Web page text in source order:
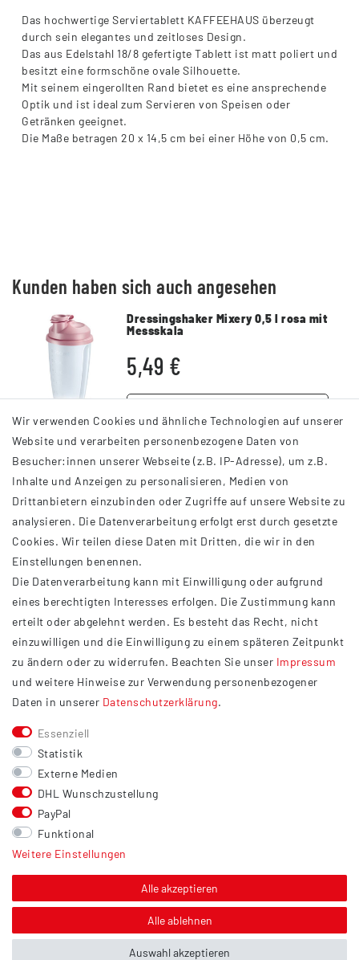
Das hochwertige Serviertablett KAFFEEHAUS überzeugt
durch sein elegantes und zeitloses Design.
Das aus Edelstahl 18/8 gefertigte Tablett ist matt poliert und
besitzt eine formschöne ovale Silhouette.
Mit seinem eingerollten Rand bietet es eine ansprechende
Optik und ist ideal zum Servieren von Speisen oder
Getränken geeignet.
Die Maße betragen 20 x 14,5 cm bei einer Höhe von 0,5 cm.
Kunden haben sich auch angesehen
Dressingshaker Mixery 0,5 l rosa mit
Messskala
5,49 €
INFORMATIONEN
AGB
Impressum
Datenschutzerklärung
Widerrufsrecht
Barrierefreiheit
Service
Kontakt
Versand
Zahlung
Vertrag widerrufen
Sonstiges
Hinweis zur Entsorgung von Altbatterien & Altöl
Über uns
Wir verwenden Cookies und ähnliche Technologien auf unserer
Website und verarbeiten personenbezogene Daten von
Besucher:innen unserer Webseite (z.B. IP-Adresse), um z.B.
Inhalte und Anzeigen zu personalisieren, Medien von
Drittanbietern einzubinden oder Zugriffe auf unsere Website zu
analysieren. Die Datenverarbeitung erfolgt erst durch gesetzte
Cookies. Wir teilen diese Daten mit Dritten, die wir in den
Einstellungen benennen.
Die Datenverarbeitung kann mit Einwilligung oder aufgrund
eines berechtigten Interesses erfolgen. Die Zustimmung kann
erteilt oder abgelehnt werden. Es besteht das Recht, nicht
einzuwilligen und die Einwilligung zu einem späteren Zeitpunkt
zu ändern oder zu widerrufen. Beachten Sie unser Impressum
und weitere Hinweise zur Verwendung personenbezogener
Daten in unserer Daten­schutz­erklärung.
Essenziell
Statistik
Externe Medien
DHL Wunschzustellung
PayPal
Funktional
Weitere Einstellungen
Alle akzeptieren
Alle ablehnen
Auswahl akzeptieren